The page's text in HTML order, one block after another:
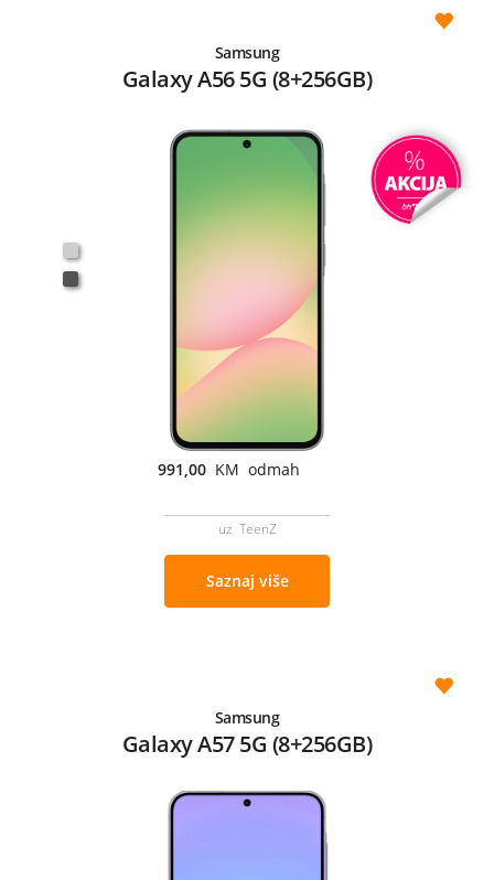
Samsung
Galaxy A56 5G (8+256GB)
991,00 KM odmah
uz TeenZ
Saznaj više
Samsung
Galaxy A57 5G (8+256GB)